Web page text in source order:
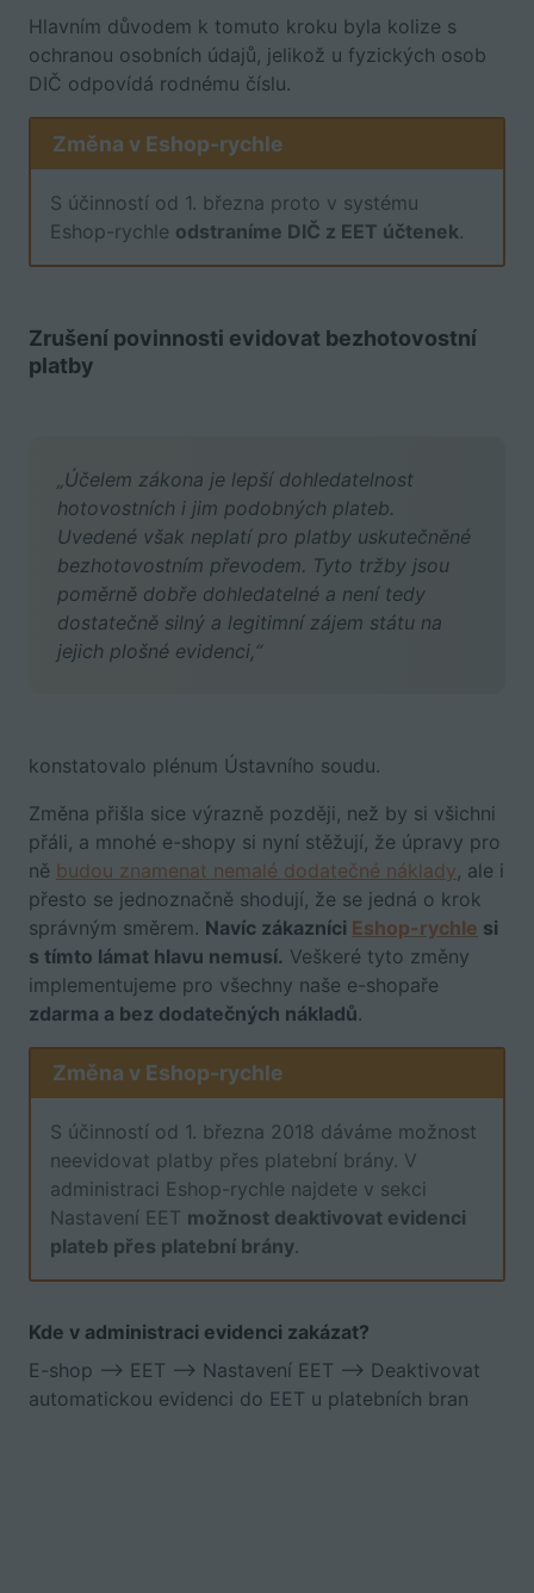
Hlavním důvodem k tomuto kroku byla kolize s
ochranou osobních údajů, jelikož u fyzických osob
DIČ odpovídá rodnému číslu.
Změna v Eshop-rychle
S účinností od 1. března proto v systému
Eshop-rychle odstraníme DIČ z EET účtenek.
Zrušení povinnosti evidovat bezhotovostní
platby
„Účelem zákona je lepší dohledatelnost
hotovostních i jim podobných plateb.
Uvedené však neplatí pro platby uskutečněné
bezhotovostním převodem. Tyto tržby jsou
poměrně dobře dohledatelné a není tedy
dostatečně silný a legitimní zájem státu na
jejich plošné evidenci,“
konstatovalo plénum Ústavního soudu.
Změna přišla sice výrazně později, než by si všichni
přáli, a mnohé e-shopy si nyní stěžují, že úpravy pro
ně budou znamenat nemalé dodatečné náklady, ale i
přesto se jednoznačně shodují, že se jedná o krok
správným směrem. Navíc zákazníci Eshop-rychle si
s tímto lámat hlavu nemusí. Veškeré tyto změny
implementujeme pro všechny naše e-shopaře
zdarma a bez dodatečných nákladů.
Změna v Eshop-rychle
S účinností od 1. března 2018 dáváme možnost
neevidovat platby přes platební brány. V
administraci Eshop-rychle najdete v sekci
Nastavení EET možnost deaktivovat evidenci
plateb přes platební brány.
Kde v administraci evidenci zakázat?
E-shop –> EET –> Nastavení EET –> Deaktivovat
automatickou evidenci do EET u platebních bran